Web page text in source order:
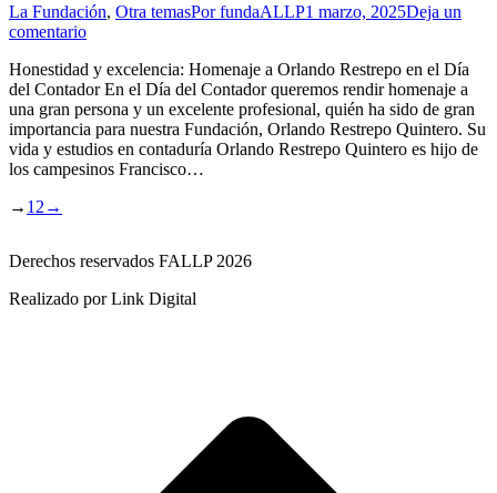
La Fundación, Otra temasPorfundaALLP1 marzo, 2025Deja un
comentario
Honestidad y excelencia: Homenaje a Orlando Restrepo en el Día
del Contador En el Día del Contador queremos rendir homenaje a
una gran persona y un excelente profesional, quién ha sido de gran
importancia para nuestra Fundación, Orlando Restrepo Quintero. Su
vida y estudios en contaduría Orlando Restrepo Quintero es hijo de
los campesinos Francisco…
→ 1 2 →
Derechos reservados FALLP 2026
Realizado por Link Digital